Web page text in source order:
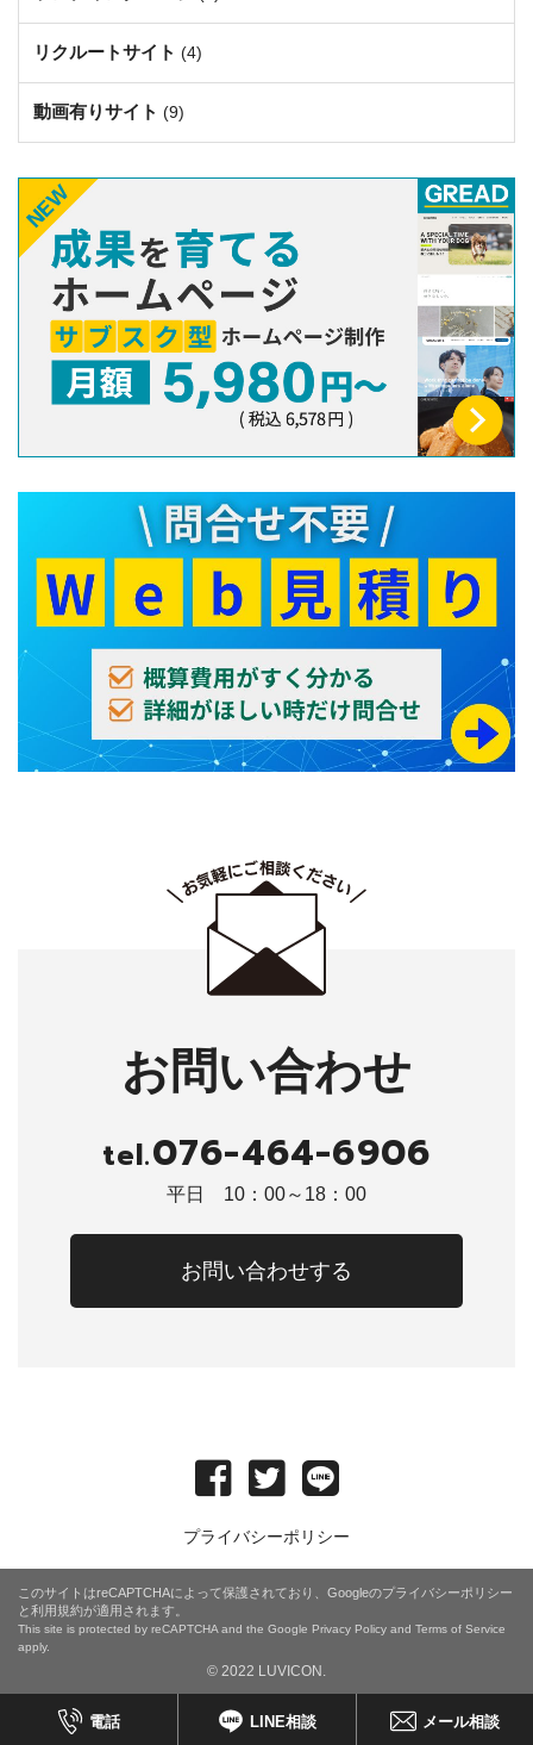
リクルートサイト (4)
動画有りサイト (9)
電話 LINE相談 メール相談
お問い合わせ
tel.076-464-6906
平日 10：00～18：00
お問い合わせする
プライバシーポリシー
このサイトはreCAPTCHAによって保護されており、Googleのプライバシーポリシー
と利用規約が適用されます。
This site is protected by reCAPTCHA and the Google Privacy Policy and Terms of Service
apply.
© 2022 LUVICON.